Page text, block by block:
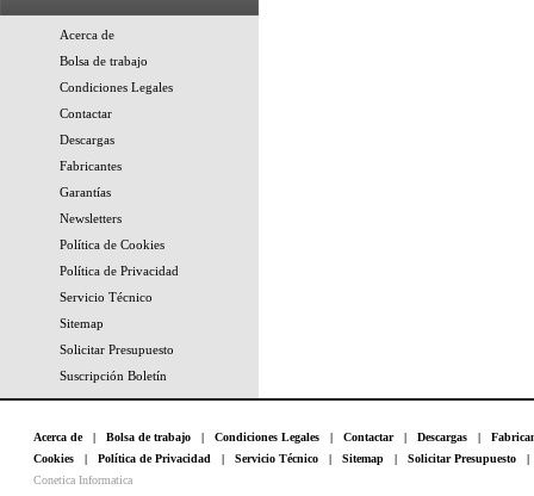
Acerca de
Bolsa de trabajo
Condiciones Legales
Contactar
Descargas
Fabricantes
Garantías
Newsletters
Política de Cookies
Política de Privacidad
Servicio Técnico
Sitemap
Solicitar Presupuesto
Suscripción Boletín
Acerca de| Bolsa de trabajo | Condiciones Legales | Contactar| Descargas |
Cookies | Política de Privacidad | Servicio Técnico | Sitemap | Solicitar Presupuesto
Conetica Informatica